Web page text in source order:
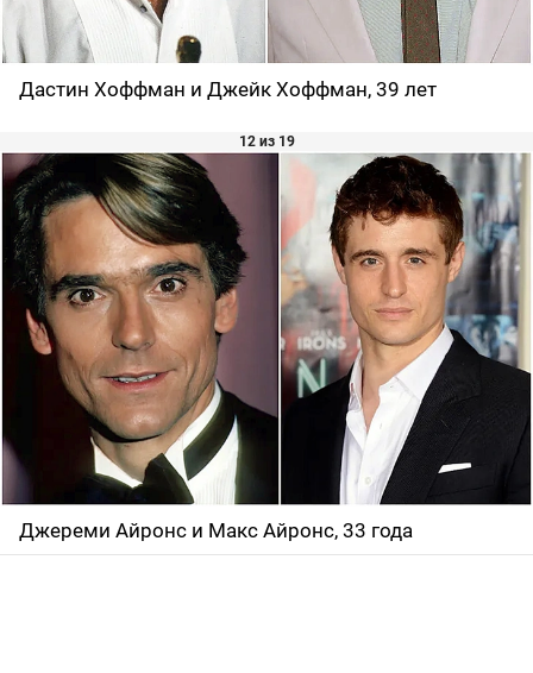
Дастин Хоффман и Джейк Хоффман, 39 лет
12 из 19
Джереми Айронс и Макс Айронс, 33 года